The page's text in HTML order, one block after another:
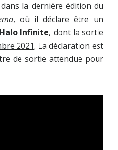
la dernière édition du
, où il déclare être un
Halo Infinite, dont la sortie
2021. La déclaration est
de sortie attendue pour